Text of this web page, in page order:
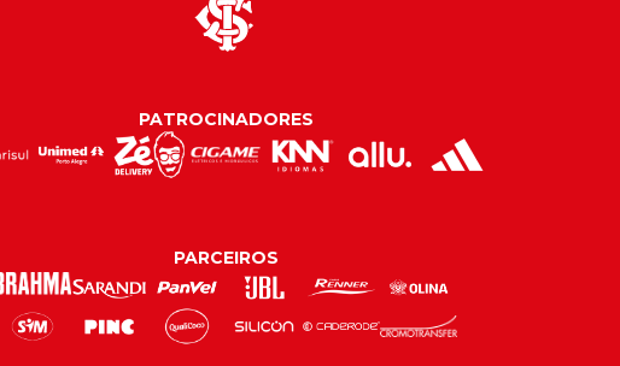
PATROCINADORES
PARCEIROS